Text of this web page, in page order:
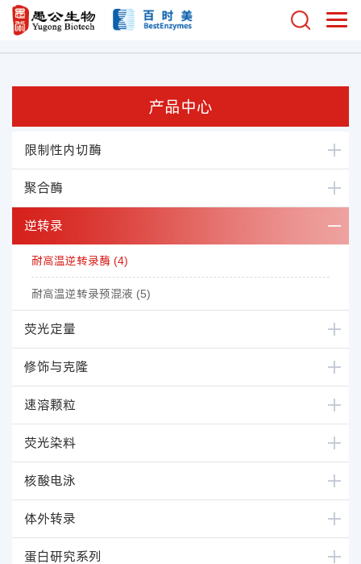
产品中心
限制性内切酶
聚合酶
逆转录
耐高温逆转录酶 (4)
耐高温逆转录预混液 (5)
荧光定量
修饰与克隆
速溶颗粒
荧光染料
核酸电泳
体外转录
蛋白研究系列